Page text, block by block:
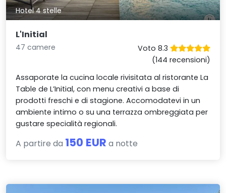
Hotel 4 stelle
L'Initial
47 camere
Voto 8.3
(144 recensioni)
Assaporate la cucina locale rivisitata al ristorante La
Table de L’Initial, con menu creativi a base di
prodotti freschi e di stagione. Accomodatevi in un
ambiente intimo o su una terrazza ombreggiata per
gustare specialità regionali.
A partire da 150 EUR a notte